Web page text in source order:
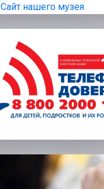
Сайт нашего музея